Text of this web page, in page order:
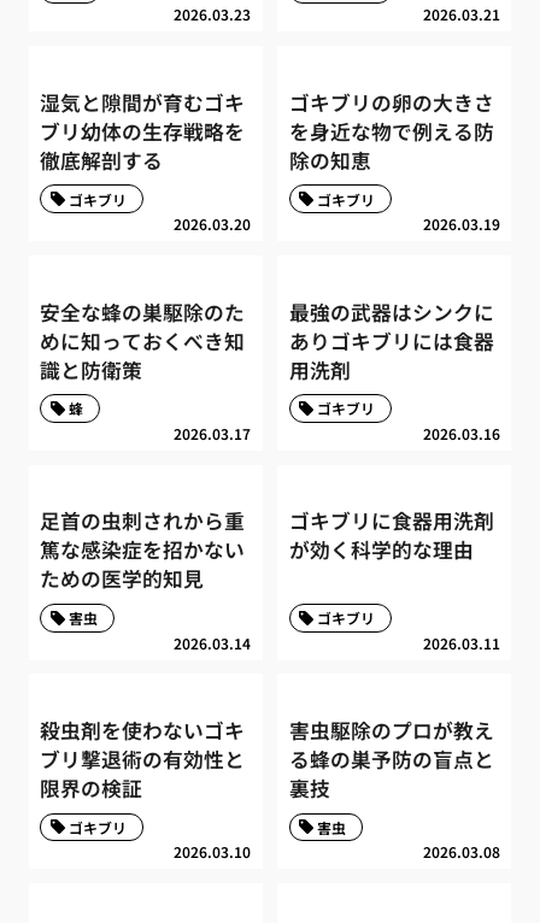
2026.03.23 2026.03.21
湿気と隙間が育むゴキ
ブリ幼体の生存戦略を
徹底解剖する
2026.03.20
ゴキブリ
ゴキブリの卵の大きさ
を身近な物で例える防
除の知恵
2026.03.19
ゴキブリ
安全な蜂の巣駆除のた
めに知っておくべき知
識と防衛策
2026.03.17
蜂
最強の武器はシンクに
ありゴキブリには食器
用洗剤
2026.03.16
ゴキブリ
足首の虫刺されから重
篤な感染症を招かない
ための医学的知見
2026.03.14
害虫
ゴキブリに食器用洗剤
が効く科学的な理由
2026.03.11
ゴキブリ
殺虫剤を使わないゴキ
ブリ撃退術の有効性と
限界の検証
2026.03.10
ゴキブリ
害虫駆除のプロが教え
る蜂の巣予防の盲点と
裏技
2026.03.08
害虫